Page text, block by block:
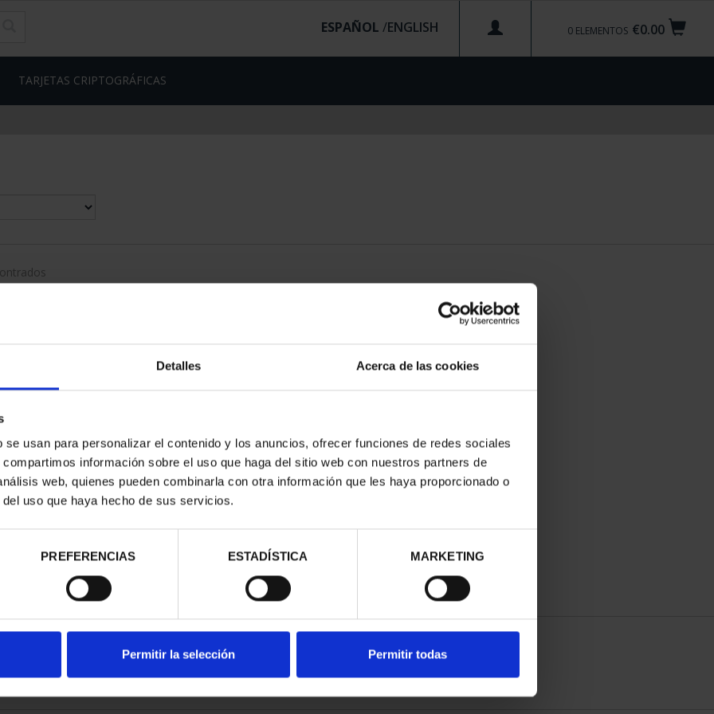
Detalles Acerca de las cookies
usan para personalizar el contenido y los anuncios, ofrecer funciones de redes sociales
información sobre el uso que haga del sitio web con nuestros partners de
web, quienes pueden combinarla con otra información que les haya proporcionado o
uso que haya hecho de sus servicios.
PREFERENCIAS ESTADÍSTICA MARKETING
Permitir la selección Permitir todas
€0.00
0 ELEMENTOS
ESPAÑOL /
TARJETAS CRIPTOGRÁFICAS
III -